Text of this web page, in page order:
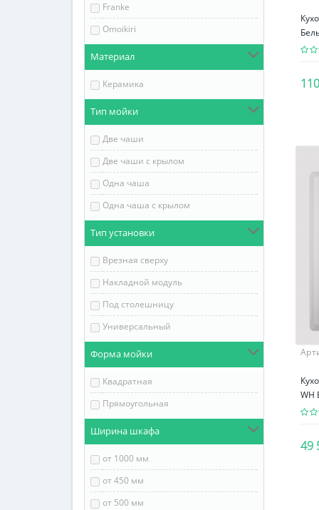
Franke
Omoikiri
Материал
Керамика
Тип мойки
Две чаши
Две чаши с крылом
Одна чаша
Одна чаша с крылом
Тип установки
Врезная сверху
Накладной модуль
Под столешницу
Универсальный
Форма мойки
Квадратная
Прямоугольная
Ширина шкафа
от 1000 мм
от 450 мм
от 500 мм
WH
49